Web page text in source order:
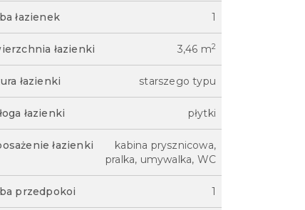
łazienek 1
łazienki 3,46 m2
łazienki starszego typu
łazienki płytki
łazienki
kabina prysznicowa,
pralka, umywalka, WC
przedpokoi 1